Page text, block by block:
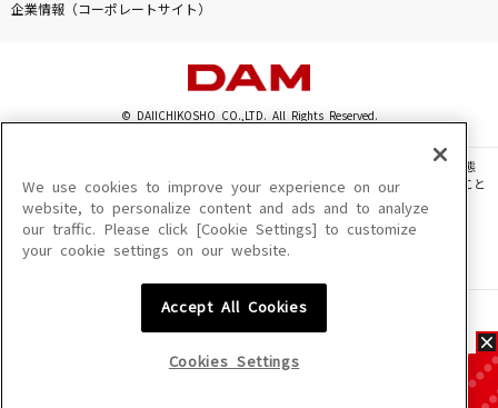
企業情報（コーポレートサイト）
© DAIICHIKOSHO CO.,LTD. All Rights Reserved.
このサイトに掲載されている一切の文章・画像・写真・動画・音声等を、手段や形態
を問わず、著作権法の定める範囲を超えて無断で複製、転載、ファイル化などすること
を禁じます。
楽曲及びコンテンツは、機種によりご利用いただけない場合があります。
楽曲及びコンテンツの配信日、配信内容が変更になる場合があります。
We use cookies to improve your experience on our
website, to personalize content and ads and to analyze
our traffic. Please click [Cookie Settings] to customize
your cookie settings on our website.
Accept All Cookies
Cookies Settings